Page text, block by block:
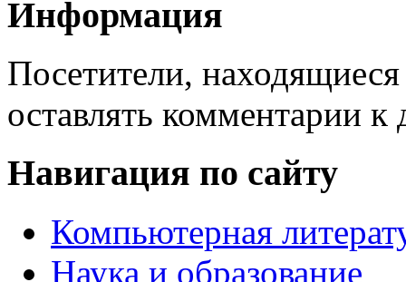
Информация
Посетители,
оставлять комментарии к
Навигация по сайту
Компьютерная
Наука и образование